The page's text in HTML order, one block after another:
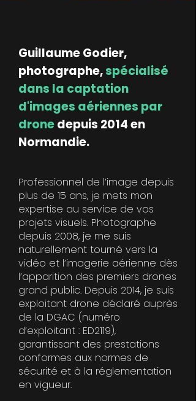
Guillaume Godier,
photographe,spécialisé
dans la captation
d'images aériennes par
dronedepuis 2014 en
Normandie.
Professionnel de l’image depuis
plus de 15 ans, je mets mon
expertise au service de vos
projets visuels. Photographe
depuis 2008, je me suis
naturellement tourné vers la
vidéo et l’imagerie aérienne dès
l’apparition des premiers drones
grand public. Depuis 2014, je suis
exploitant drone déclaré auprès
de la DGAC (numéro
d’exploitant : ED2119),
garantissant des prestations
conformes aux normes de
sécurité et à la réglementation
en vigueur.